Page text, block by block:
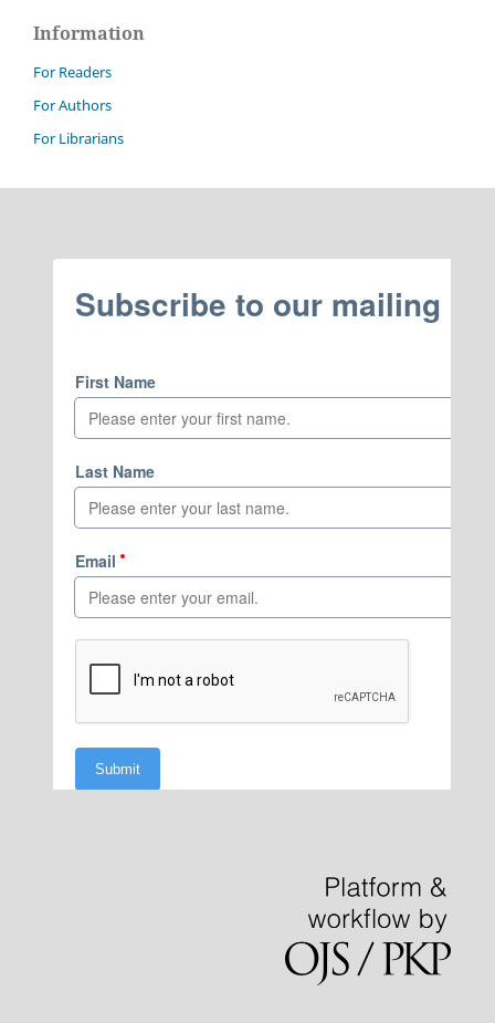
Information
For Readers
For Authors
For Librarians